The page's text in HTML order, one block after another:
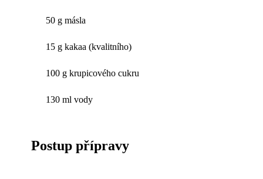
50 g másla
15 g kakaa (kvalitního)
100 g krupicového cukru
130 ml vody
Postup přípravy